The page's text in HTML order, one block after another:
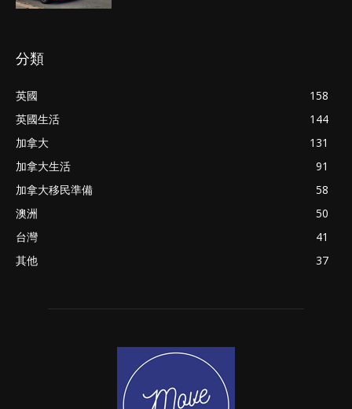
分類
英國
158
英國生活
144
加拿大
131
加拿大生活
91
加拿大移民準備
58
澳洲
50
台灣
41
其他
37